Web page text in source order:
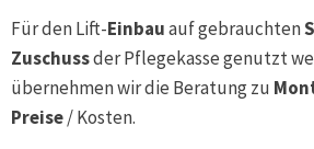
Für den Lift-Einbauauf gebrauchten
Zuschussder Pflegekasse genutzt
übernehmen wir die Beratung zu
Preise/ Kosten.